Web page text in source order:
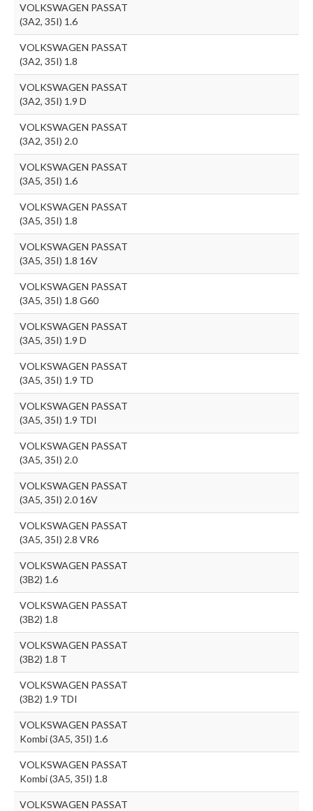
VOLKSWAGEN PASSAT
(3A2, 35I) 1.6
VOLKSWAGEN PASSAT
(3A2, 35I) 1.8
VOLKSWAGEN PASSAT
(3A2, 35I) 1.9 D
VOLKSWAGEN PASSAT
(3A2, 35I) 2.0
VOLKSWAGEN PASSAT
(3A5, 35I) 1.6
VOLKSWAGEN PASSAT
(3A5, 35I) 1.8
VOLKSWAGEN PASSAT
(3A5, 35I) 1.8 16V
VOLKSWAGEN PASSAT
(3A5, 35I) 1.8 G60
VOLKSWAGEN PASSAT
(3A5, 35I) 1.9 D
VOLKSWAGEN PASSAT
(3A5, 35I) 1.9 TD
VOLKSWAGEN PASSAT
(3A5, 35I) 1.9 TDI
VOLKSWAGEN PASSAT
(3A5, 35I) 2.0
VOLKSWAGEN PASSAT
(3A5, 35I) 2.0 16V
VOLKSWAGEN PASSAT
(3A5, 35I) 2.8 VR6
VOLKSWAGEN PASSAT
(3B2) 1.6
VOLKSWAGEN PASSAT
(3B2) 1.8
VOLKSWAGEN PASSAT
(3B2) 1.8 T
VOLKSWAGEN PASSAT
(3B2) 1.9 TDI
VOLKSWAGEN PASSAT
Kombi (3A5, 35I) 1.6
VOLKSWAGEN PASSAT
Kombi (3A5, 35I) 1.8
VOLKSWAGEN PASSAT